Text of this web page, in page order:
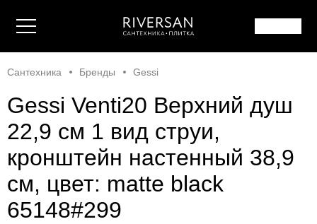
Сантехника Бренды Gessi
Gessi Venti20 Верхний душ
22,9 см 1 вид струи,
кронштейн настенный 38,9
см, цвет: matte black
65148#299